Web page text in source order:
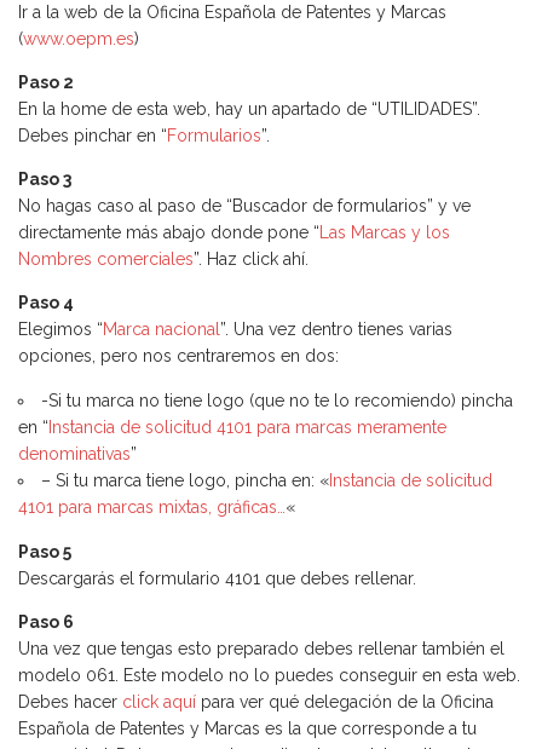
Ir a la web de la Oficina Española de Patentes y Marcas
(www.oepm.es)
Paso 2
En la home de esta web, hay un apartado de “UTILIDADES”.
Debes pinchar en “Formularios”.
Paso 3
No hagas caso al paso de “Buscador de formularios” y ve
directamente más abajo donde pone “ Las Marcas y los
Nombres comerciales”. Haz click ahí.
Paso 4
Elegimos “Marca nacional ”. Una vez dentro tienes varias
opciones, pero nos centraremos en dos:
-Si tu marca no tiene logo (que no te lo recomiendo) pincha
en “ Instancia de solicitud 4101 para marcas meramente
denominativas”
– Si tu marca tiene logo, pincha en: « Instancia de solicitud
4101 para marcas mixtas, gráficas… «
Paso 5
Descargarás el formulario 4101 que debes rellenar.
Paso 6
Una vez que tengas esto preparado debes rellenar también el
modelo 061. Este modelo no lo puedes conseguir en esta web.
Debes hacer click aquí para ver qué delegación de la Oficina
Española de Patentes y Marcas es la que corresponde a tu